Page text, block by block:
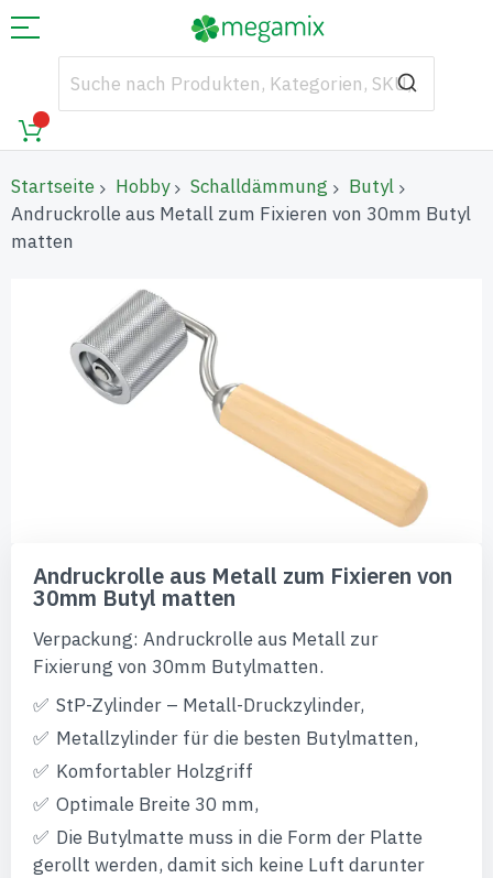
Startseite Hobby Schalldämmung
Butyl
Andruckrolle aus Metall zum Fixieren von 30mm Butyl
matten
Bildgalerie
Anfang
Bildgalerie
Andruckrolle aus Metall zum Fixieren von
30mm Butyl matten
Verpackung: Andruckrolle aus Metall zur
Fixierung von 30mm Butylmatten.
StP-Zylinder – Metall-Druckzylinder,
Metallzylinder für die besten Butylmatten,
Komfortabler Holzgriff
Optimale Breite 30 mm,
Die Butylmatte muss in die Form der Platte
gerollt werden, damit sich keine Luft darunter